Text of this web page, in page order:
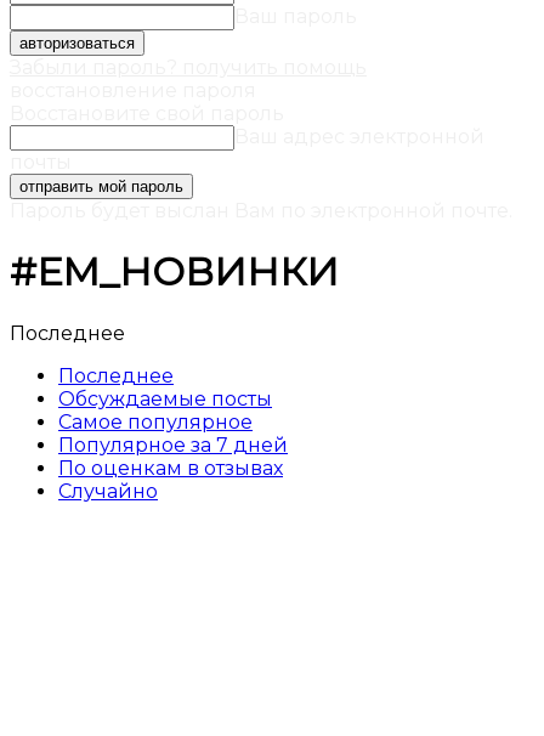
#ЕМ_НОВИНКИ
Последнее
Последнее
Обсуждаемые посты
Самое популярное
Популярное за 7 дней
По оценкам в отзывах
Случайно